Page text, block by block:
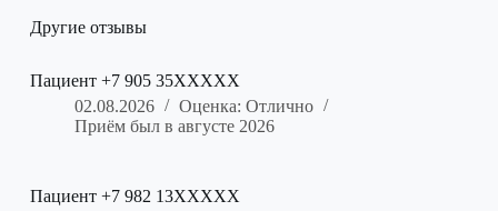
Другие отзывы
Пациент +7 905 35XXXXX
02.08.2026
Оценка: Отлично
Приём был в августе 2026
Пациент +7 982 13XXXXX